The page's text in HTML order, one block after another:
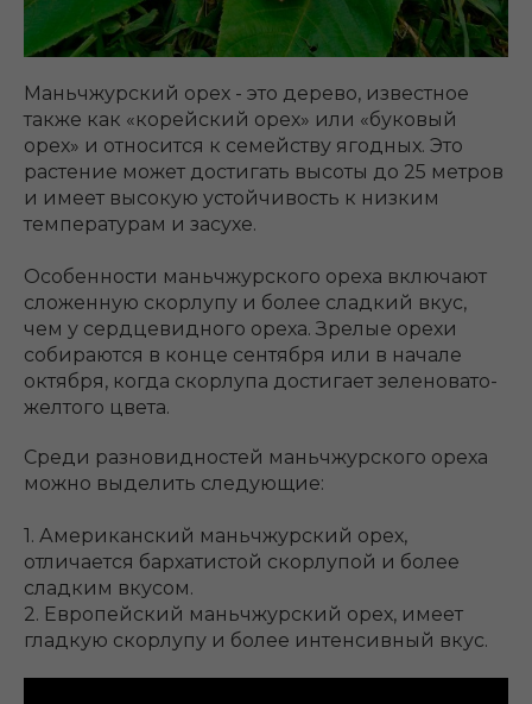
Маньчжурский орех - это дерево, известное
также как «корейский орех» или «буковый
орех» и относится к семейству ягодных. Это
растение может достигать высоты до 25 метров
и имеет высокую устойчивость к низким
температурам и засухе.
Особенности маньчжурского ореха включают
сложенную скорлупу и более сладкий вкус,
чем у сердцевидного ореха. Зрелые орехи
собираются в конце сентября или в начале
октября, когда скорлупа достигает зеленовато-
желтого цвета.
Среди разновидностей маньчжурского ореха
можно выделить следующие:
1. Американский маньчжурский орех,
отличается бархатистой скорлупой и более
сладким вкусом.
2. Европейский маньчжурский орех, имеет
гладкую скорлупу и более интенсивный вкус.